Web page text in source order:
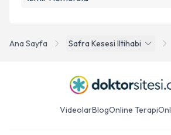
Ana Sayfa Safra Kesesi Iltihabi
VideolarBlogOnline Terapi